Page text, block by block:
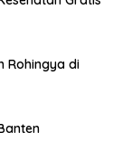
Rohingya di